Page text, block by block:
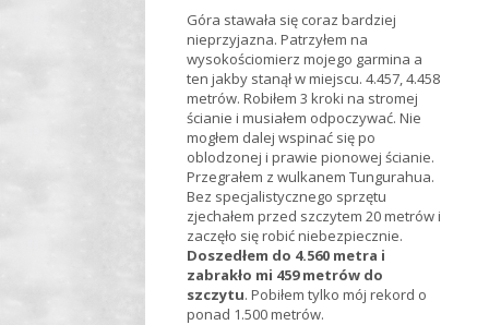
Góra stawała się coraz bardziej
nieprzyjazna. Patrzyłem na
wysokościomierz mojego garmina a
ten jakby stanął w miejscu. 4.457, 4.458
metrów. Robiłem 3 kroki na stromej
ścianie i musiałem odpoczywać. Nie
mogłem dalej wspinać się po
oblodzonej i prawie pionowej ścianie.
Przegrałem z wulkanem Tungurahua.
Bez specjalistycznego sprzętu
zjechałem przed szczytem 20 metrów i
zaczęło się robić niebezpiecznie.
Doszedłem do 4.560 metra i
zabrakło mi 459 metrów do
szczytu. Pobiłem tylko mój rekord o
ponad 1.500 metrów.